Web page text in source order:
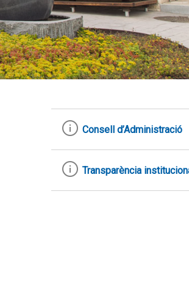
Consell d’Administració
Transparència